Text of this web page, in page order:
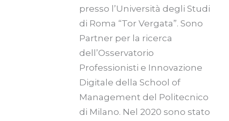
presso l’Università degli Studi
di Roma “Tor Vergata”. Sono
Partner per la ricerca
dell’Osservatorio
Professionisti e Innovazione
Digitale della School of
Management del Politecnico
di Milano. Nel 2020 sono stato